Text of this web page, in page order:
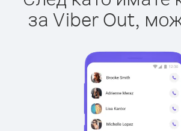
за Viber Out,